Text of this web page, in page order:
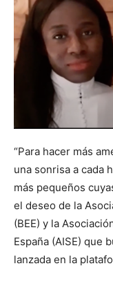
“Para hacer más
una sonrisa a cada
más pequeños
el deseo de la
(BEE) y la
España (AISE) que
lanzada en la